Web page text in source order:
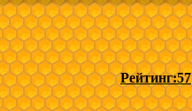
как связи на пасеки
номеру телефона в
Рейтинг:57